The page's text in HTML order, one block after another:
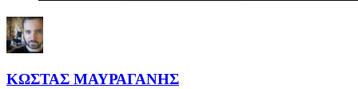
ΚΩΣΤΑΣ ΜΑΥΡΑΓΑΝΗΣ